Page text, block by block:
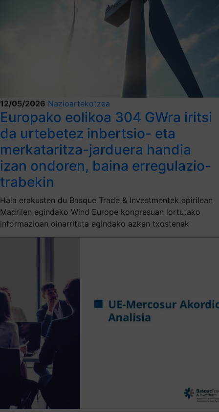
12/05/2026 Nazioartekotzea
Europako eolikoa 304 GWra iritsi
da urtebetez inbertsio- eta
merkataritza-jarduera handia
izan ondoren, baina erregulazio-
trabekin
Hala erakusten du Basque Trade & Investmentek apirilean
Madrilen egindako Wind Europe kongresuan lortutako
informazioan oinarrituta egindako azken txostenak